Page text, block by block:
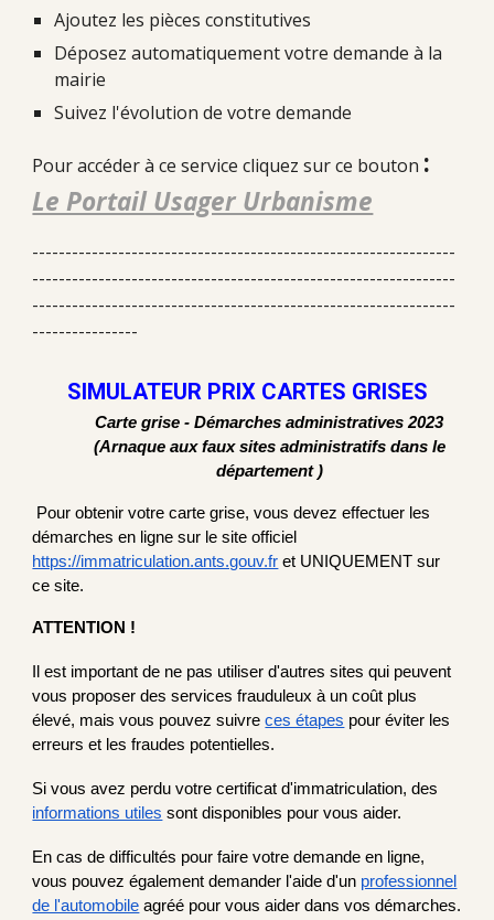
Ajoutez les pièces constitutives
Déposez automatiquement votre demande à la
mairie
Suivez l'évolution de votre demande
Pour accéder à ce service cliquez sur ce bouton :
Le Portail Usager Urbanisme
----------------------------------------------------------------
----------------------------------------------------------------
----------------------------------------------------------------
----------------
SIMULATEUR PRIX CARTES GRISES
Carte grise - Démarches administratives 2023
(Arnaque aux faux sites administratifs dans le
département )
Pour obtenir votre carte grise, vous devez effectuer les
démarches en ligne sur le site officiel
https://immatriculation.ants.gouv.fr et UNIQUEMENT sur
ce site.
ATTENTION !
Il est important de ne pas utiliser d'autres sites qui peuvent
vous proposer des services frauduleux à un coût plus
élevé, mais vous pouvez suivreces étapes pour éviter les
erreurs et les fraudes potentielles.
Si vous avez perdu votre certificat d'immatriculation, des
informations utiles sont disponibles pour vous aider.
En cas de difficultés pour faire votre demande en ligne,
vous pouvez également demander l'aide d'un professionnel
de l'automobile agréé pour vous aider dans vos démarches.